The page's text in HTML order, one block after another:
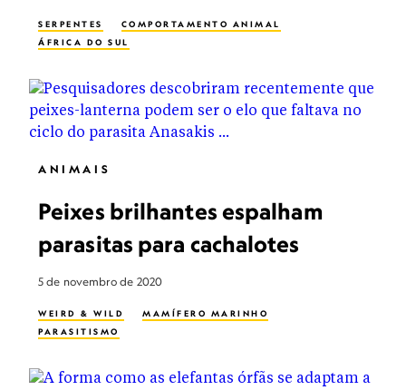
SERPENTES
COMPORTAMENTO ANIMAL
ÁFRICA DO SUL
ANIMAIS
Peixes brilhantes espalham
parasitas para cachalotes
5 de novembro de 2020
WEIRD & WILD
MAMÍFERO MARINHO
PARASITISMO